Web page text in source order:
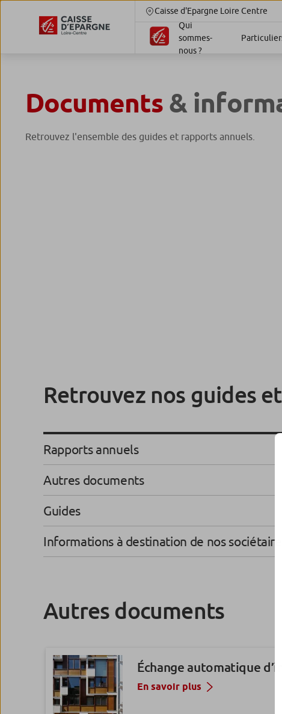
Caisse d'Epargne Loire Centre
Qui
sommes-
nous ?
Documents &
Retrouvez l'ensemble des guides et rapports annuels.
Retrouvez nos guides
Rapports annuels
Autres documents
Guides
Informations à destination de nos sociétaires
Autres documents
Échange automatique
En savoir plus